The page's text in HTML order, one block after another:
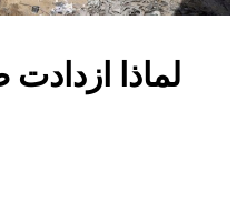
لماذا ازدادت